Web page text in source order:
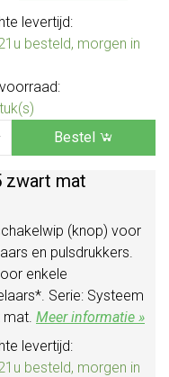
levertijd:
besteld, morgen in
Bestel
zwart mat
(knop) voor
en pulsdrukkers.
enkele
Serie: Systeem
Meer informatie »
levertijd:
besteld, morgen in